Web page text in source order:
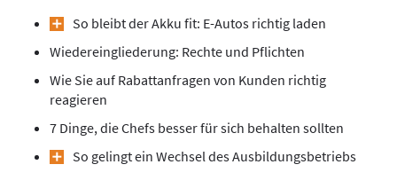
So bleibt der Akku fit: E-Autos richtig laden
Wiedereingliederung: Rechte und Pflichten
Wie Sie auf Rabattanfragen von Kunden richtig
reagieren
7 Dinge, die Chefs besser für sich behalten sollten
So gelingt ein Wechsel des Ausbildungsbetriebs